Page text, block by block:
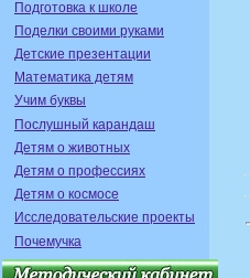
Подготовка к школе
Поделки своими руками
Детские презентации
Математика детям
Учим буквы
Послушный карандаш
Детям о животных
Детям о профессиях
Детям о космосе
Исследовательские проекты
Почемучка